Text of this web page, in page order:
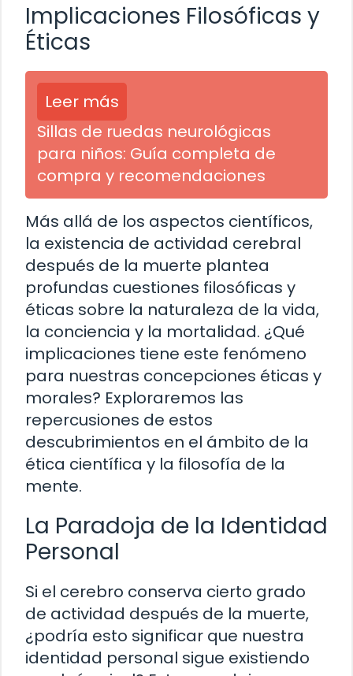
Implicaciones Filosóficas y
Éticas
Leer más
Sillas de ruedas neurológicas
para niños: Guía completa de
compra y recomendaciones
Más allá de los aspectos científicos,
la existencia de actividad cerebral
después de la muerte plantea
profundas cuestiones filosóficas y
éticas sobre la naturaleza de la vida,
la conciencia y la mortalidad. ¿Qué
implicaciones tiene este fenómeno
para nuestras concepciones éticas y
morales? Exploraremos las
repercusiones de estos
descubrimientos en el ámbito de la
ética científica y la filosofía de la
mente.
La Paradoja de la Identidad
Personal
Si el cerebro conserva cierto grado
de actividad después de la muerte,
¿podría esto significar que nuestra
identidad personal sigue existiendo